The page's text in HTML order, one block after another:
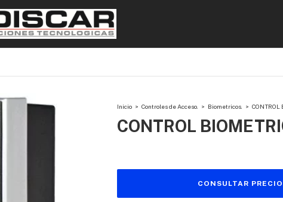
Inicio > Controles de Acceso. > Biometricos. > CONTROL
CONTROL